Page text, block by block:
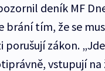
deník MF
brání tím, že se
porušují zákon.
vstupují